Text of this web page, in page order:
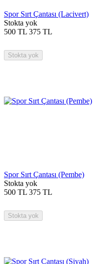
Spor Sırt Çantası (Lacivert)
Stokta yok
500 TL 375 TL
Stokta yok
Spor Sırt Çantası (Pembe)
Stokta yok
500 TL 375 TL
Stokta yok